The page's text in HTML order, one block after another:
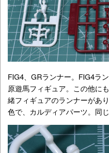
FIG4、GRランナー。FIG4ラ
原遊馬フィギュア。この他に
緒フィギュアのランナーがあ
色で、カルディアパーツ。同